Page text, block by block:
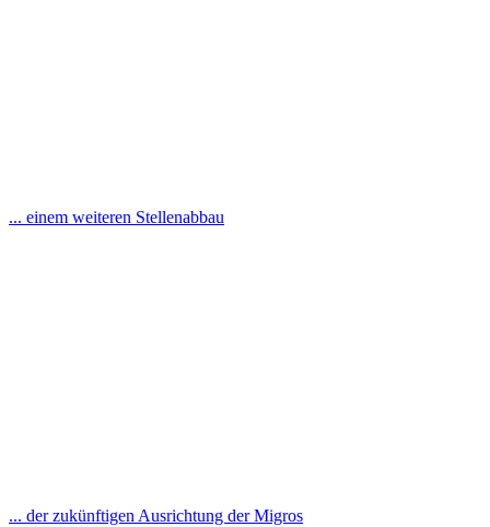
... einem weiteren Stellenabbau
... der zukünftigen Ausrichtung der Migros